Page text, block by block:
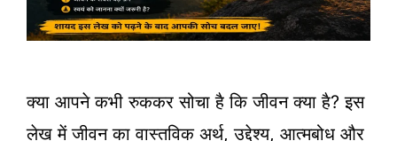
क्या आपने कभी रुककर सोचा है कि जीवन क्या है? इस
लेख में जीवन का वास्तविक अर्थ, उद्देश्य, आत्मबोध और